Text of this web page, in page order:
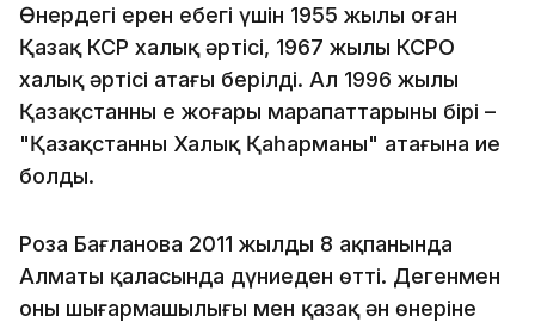
Өнердегі ерен еңбегі үшін 1955 жылы оған
Қазақ КСР халық әртісі, 1967 жылы КСРО
халық әртісі атағы берілді. Ал 1996 жылы
Қазақстанның ең жоғары марапаттарының бірі –
"Қазақстанның Халық Қаһарманы" атағына ие
болды.
Роза Бағланова 2011 жылдың 8 ақпанында
Алматы қаласында дүниеден өтті. Дегенмен
оның шығармашылығы мен қазақ ән өнеріне